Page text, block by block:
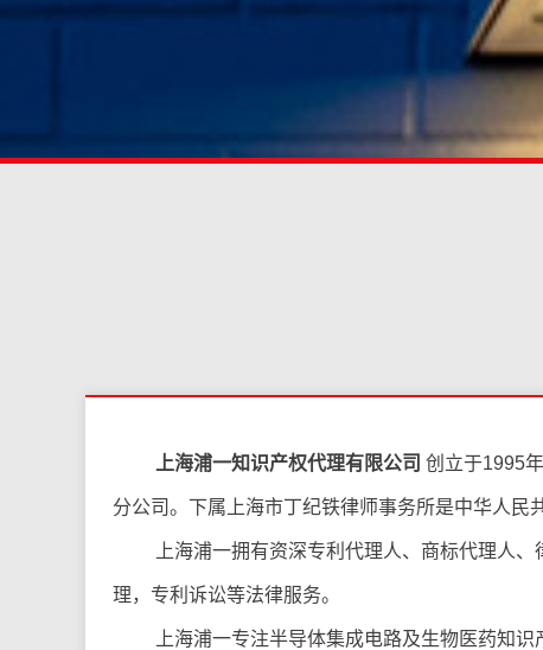
上海浦一知识产权代理有限公司 创立于1995
分公司。下属上海市丁纪铁律师事务所是中华人民
上海浦一拥有资深专利代理人、商标代理人
理，专利诉讼等法律服务。
上海浦一专注半导体集成电路及生物医药知